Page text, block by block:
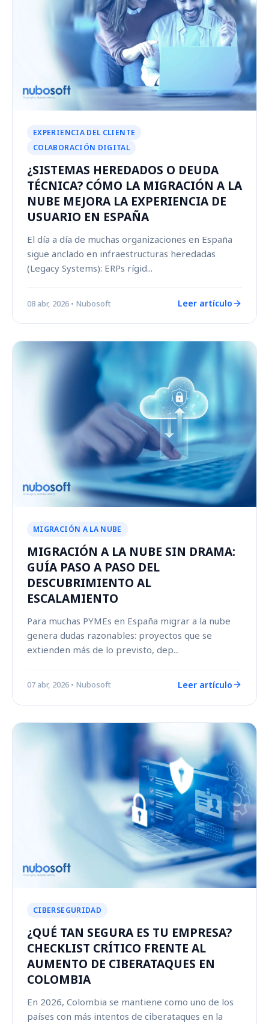
EXPERIENCIA DEL CLIENTE
COLABORACIÓN DIGITAL
¿SISTEMAS HEREDADOS O DEUDA
TÉCNICA? CÓMO LA MIGRACIÓN A LA
NUBE MEJORA LA EXPERIENCIA DE
USUARIO EN ESPAÑA
El día a día de muchas organizaciones en España
sigue anclado en infraestructuras heredadas
(Legacy Systems): ERPs rígid...
08 abr, 2026 • Nubosoft Leer artículo
MIGRACIÓN A LA NUBE
MIGRACIÓN A LA NUBE SIN DRAMA:
GUÍA PASO A PASO DEL
DESCUBRIMIENTO AL
ESCALAMIENTO
Para muchas PYMEs en España migrar a la nube
genera dudas razonables: proyectos que se
extienden más de lo previsto, dep...
07 abr, 2026 • Nubosoft Leer artículo
CIBERSEGURIDAD
¿QUÉ TAN SEGURA ES TU EMPRESA?
CHECKLIST CRÍTICO FRENTE AL
AUMENTO DE CIBERATAQUES EN
COLOMBIA
En 2026, Colombia se mantiene como uno de los
países con más intentos de ciberataques en la